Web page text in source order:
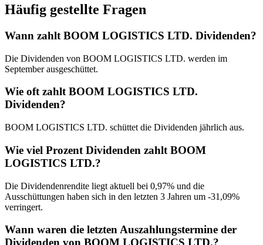
Häufig gestellte Fragen
Wann zahlt BOOM LOGISTICS LTD. Dividenden?
Die Dividenden von BOOM LOGISTICS LTD. werden im
September ausgeschüttet.
Wie oft zahlt BOOM LOGISTICS LTD.
Dividenden?
BOOM LOGISTICS LTD. schüttet die Dividenden jährlich aus.
Wie viel Prozent Dividenden zahlt BOOM
LOGISTICS LTD.?
Die Dividendenrendite liegt aktuell bei 0,97% und die
Ausschüttungen haben sich in den letzten 3 Jahren um -31,09%
verringert.
Wann waren die letzten Auszahlungstermine der
Dividenden von BOOM LOGISTICS LTD.?